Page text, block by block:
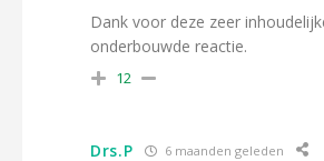
Dank voor deze zeer
onderbouwde reactie.
12
Drs.P 6 maanden geleden